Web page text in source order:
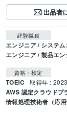
出品者
経験職種
エンジニア / システ
エンジニア / 製品エン
資格・検定
TOEIC 取得年 :
AWS 認定クラウドプ
情報処理技術者（応用